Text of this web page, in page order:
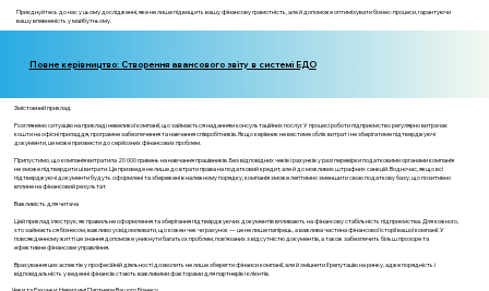
Приєднуйтесь до нас у цьому дослідженні, яке не лише підвищить вашу фінансову грамотність, але й допоможе оптимізувати бізнес-процеси, гарантуючи
вашу впевненість у майбутньому.
Повне керівництво: Створення авансового звіту в системі ЕДО
Змістовний приклад
Розглянемо ситуацію на прикладі невеликої компанії, що займається наданням консультаційних послуг. У процесі роботи підприємство регулярно витрачає
кошти на офісні приладдя, програмне забезпечення та навчання співробітників. Якщо керівник не вестиме облік витрат і не зберігатиме підтверджуючі
документи, це може призвести до серйозних фінансових проблем.
Припустимо, що компанія витратила 20 000 гривень на навчання працівників. Без відповідних чеків і рахунків у разі перевірки податковими органами компанія
не зможе підтвердити ці витрати. Це призведе не лише до втрати права на податковий кредит, але й до можливих штрафних санкцій. Водночас, якщо всі
підтверджуючі документи будуть оформлені та збережені в належному порядку, компанія зможе легітимно зменшити свою податкову базу, що позитивно
вплине на фінансовий результат.
Важливість для читача
Цей приклад ілюструє, як правильне оформлення та зберігання підтверджуючих документів впливають на фінансову стабільність підприємства. Для кожного,
хто займається бізнесом, важливо усвідомлювати, що кожен чек чи рахунок — це не лише папірець, а важлива частина фінансової історії вашої компанії. У
повсякденному житті це знання допоможе уникнути багатьох проблем, пов'язаних з відсутністю документів, а також забезпечить більш прозоре та
ефективне фінансове управління.
Врахування цих аспектів у професійній діяльності дозволить не лише зберегти фінанси компанії, але й зміцнити її репутацію на ринку, адже порядність і
відповідальність у веденні фінансів стають важливими факторами для партнерів і клієнтів.